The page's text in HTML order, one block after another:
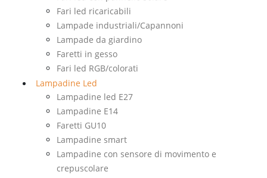
Fari led ricaricabili
Lampade industriali/Capannoni
Lampade da giardino
Faretti in gesso
Fari led RGB/colorati
Lampadine Led
Lampadine led E27
Lampadine E14
Faretti GU10
Lampadine smart
Lampadine con sensore di movimento e
crepuscolare